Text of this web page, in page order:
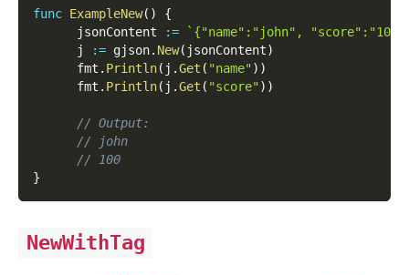
func ExampleNew( )
{
      jsonContent
:=
`{"name":"john",
      j
:= gjson. New( jsonContent)
      fmt
. Println( j .Get ( "name") )
      fmt
. Println( j .Get ( "score") )
// Output:
// john
// 100
}
NewWithTag